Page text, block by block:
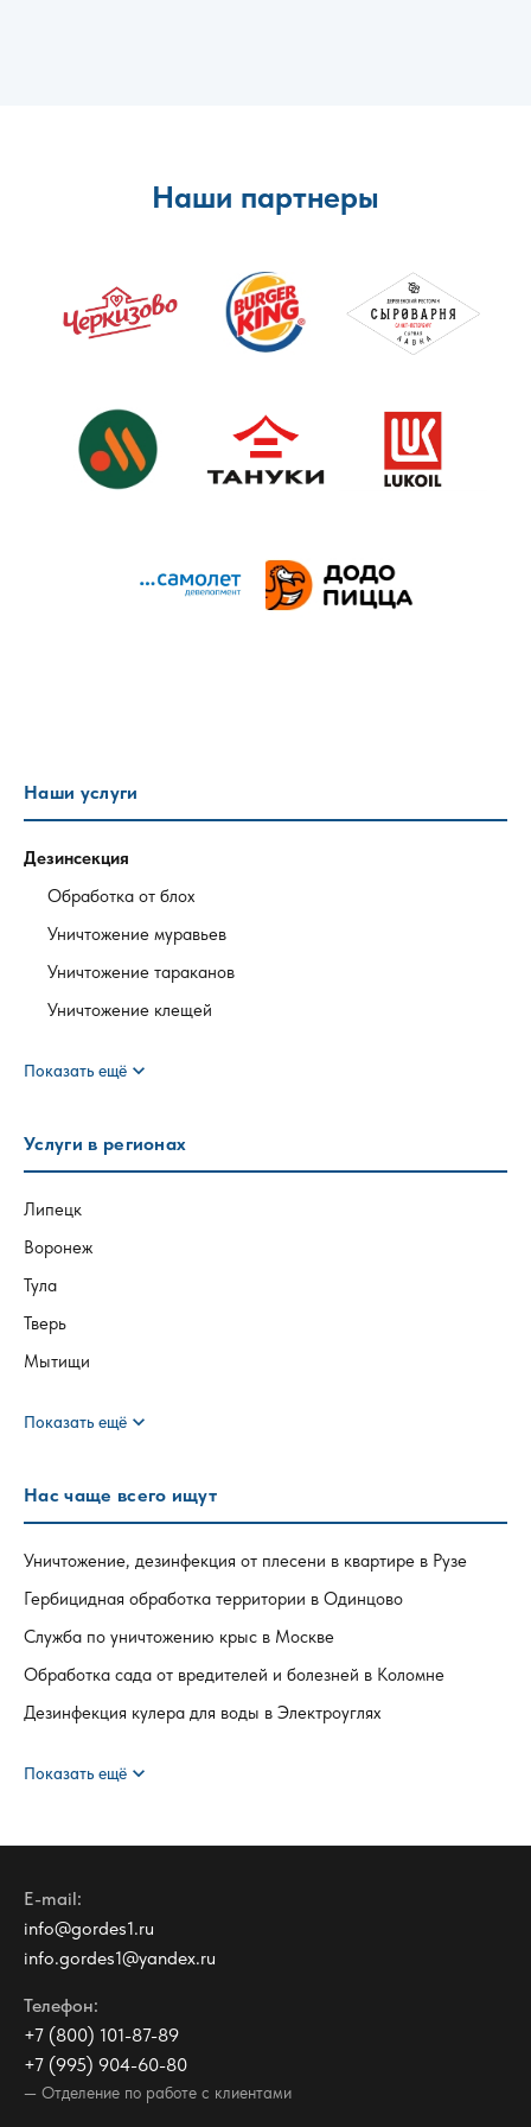
Наши партнеры
Наши услуги
Дезинсекция
Обработка от блох
Уничтожение муравьев
Уничтожение тараканов
Уничтожение клещей
Показать ещё expand_more
Услуги в регионах
Липецк
Воронеж
Тула
Тверь
Мытищи
Показать ещё expand_more
Нас чаще всего ищут
Уничтожение, дезинфекция от плесени в квартире в Рузе
Гербицидная обработка территории в Одинцово
Служба по уничтожению крыс в Москве
Обработка сада от вредителей и болезней в Коломне
Дезинфекция кулера для воды в Электроуглях
Показать ещё expand_more
E-mail:
info@gordes1.ru
info.gordes1@yandex.ru
Телефон:
+7 (800) 101-87-89
+7 (995) 904-60-80
— Отделение по работе с клиентами